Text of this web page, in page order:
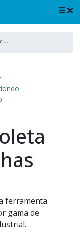
L
ixeira para coleta seletiva de pilhas
ferramenta
gama de